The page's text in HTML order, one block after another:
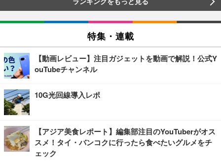
特集・連載
【動画レビュー】注目ガジェットを動画で解説！公式Y
ouTubeチャンネル
10G光回線導入レポ
【アジア美食レポート】編集部注目のYouTuberがオス
スメ！タイ・バンコクに行ったら食べたいグルメをチ
ェック